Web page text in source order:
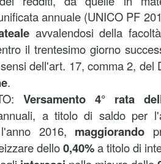
annuale (UNICO PF
avvalendosi della
il trentesimo giorno
dell'art. 17, comma 2, del
.
Versamento 4° rata
a titolo di saldo per
2016, maggiorando
dello0,40%a titolo di